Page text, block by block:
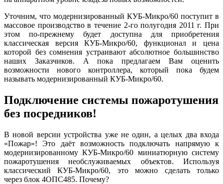
Уточним, что модернизированный КУБ-Микро/60 поступит в
массовое производство в течение 2-го полугодия 2011 г. При
этом по-прежнему будет доступна для приобретения
классическая версия КУБ-Микро/60, функционал и цена
которой без сомнения устраивают абсолютное большинство
наших Заказчиков. А пока предлагаем Вам оценить
возможности нового контроллера, который пока будем
называть модернизированный КУБ-Микро/60.
Подключение системы пожаротушения
без посредников!
В новой версии устройства уже не один, а целых два входа
«Пожар»! Это даёт возможность подключать напрямую к
модернизированному КУБ-Микро/60 миниатюрную систему
пожаротушения необслуживаемых объектов. Используя
классический КУБ-Микро/60, это можно сделать только
через блок 4ОПС485. Почему?